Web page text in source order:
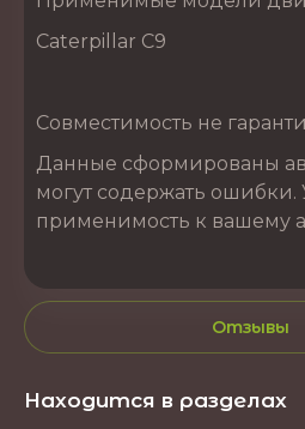
Caterpillar C9
Совместимость не
Данные сформированы
могут содержать ошибки.
применимость к вашему
Отзывы
Находится в разделах